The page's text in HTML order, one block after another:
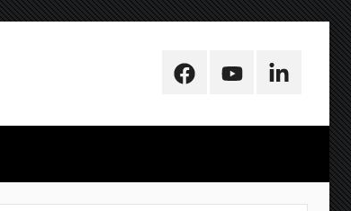
FacebookYoutubeLinkedIn